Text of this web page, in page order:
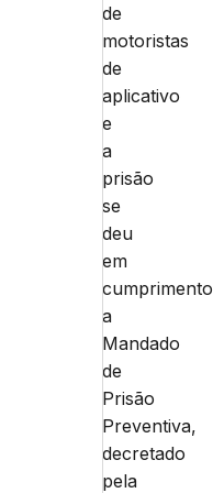
de
motoristas
de
aplicativo
e
a
prisão
se
deu
em
cumprimento
a
Mandado
de
Prisão
Preventiva,
decretado
pela